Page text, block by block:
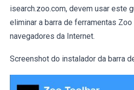
isearch.zoo.com, devem usar este
eliminar a barra de ferramentas
navegadores da Internet.
Screenshot do instalador da barra